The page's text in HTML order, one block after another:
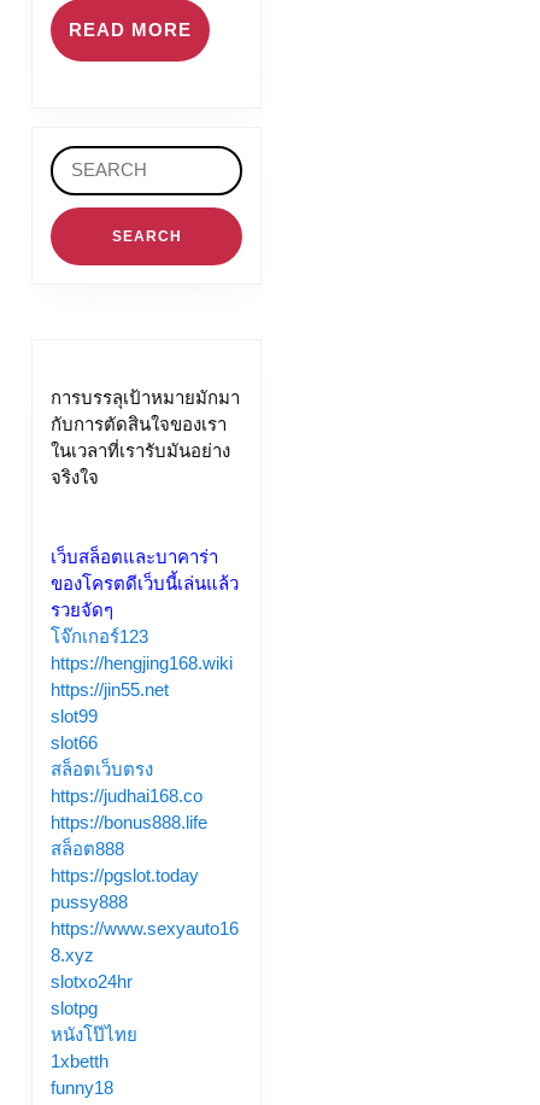
READ MORE READ
MORE
Search
for:
การบรรลุเป้าหมายมักมา
กับการตัดสินใจของเรา
ในเวลาที่เรารับมันอย่าง
จริงใจ
เว็บสล็อตและบาคาร่า
ของโครตดีเว็บนี้เล่นแล้ว
รวยจัดๆ
โจ๊กเกอร์123
https://hengjing168.wiki
https://jin55.net
slot99
slot66
สล็อตเว็บตรง
https://judhai168.co
https://bonus888.life
สล็อต888
https://pgslot.today
pussy888
https://www.sexyauto16
8.xyz
slotxo24hr
slotpg
หนังโป๊ไทย
1xbetth
funny18